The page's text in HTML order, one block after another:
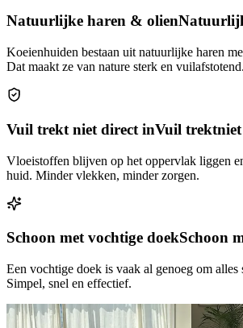
Natuurlijke haren & olien
Koeienhuiden bestaan uit natuurlijke haren
Dat maakt ze van nature sterk en vuilafstotend.
Vuil trekt niet direct inVuil trekt
Vloeistoffen blijven op het oppervlak liggen
huid. Minder vlekken, minder zorgen.
Schoon met vochtige doekSchoon
Een vochtige doek is vaak al genoeg om alles
Simpel, snel en effectief.